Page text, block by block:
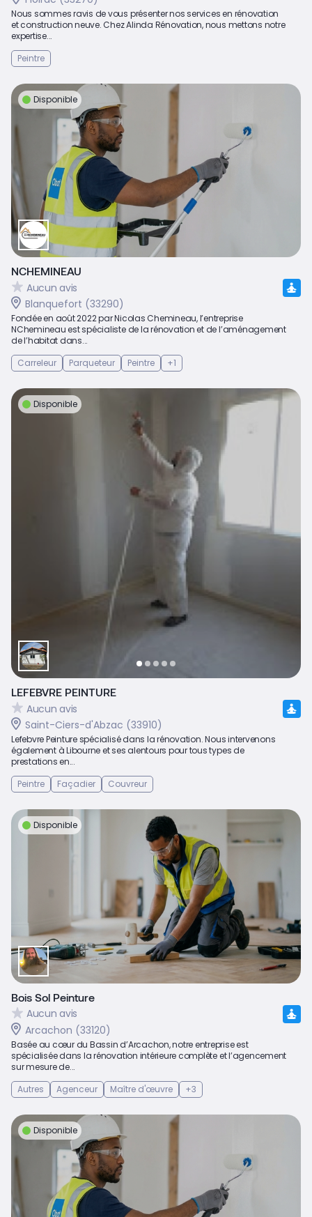
Nous sommes ravis de vous présenter nos services en rénovation
et construction neuve. Chez Alinda Rénovation, nous mettons notre
expertise...
Peintre
Disponible
NCHEMINEAU
Aucun avis
Blanquefort (33290)
Fondée en août 2022 par Nicolas Chemineau, l’entreprise
NChemineau est spécialiste de la rénovation et de l’aménagement
de l’habitat dans...
Carreleur
Parqueteur Peintre +1
Disponible
LEFEBVRE PEINTURE
Aucun avis
Saint-Ciers-d'Abzac (33910)
Lefebvre Peinture spécialisé dans la rénovation. Nous intervenons
également à Libourne et ses alentours pour tous types de
prestations en...
Peintre
Façadier Couvreur
Disponible
Bois Sol Peinture
Aucun avis
Arcachon (33120)
Basée au cœur du Bassin d’Arcachon, notre entreprise est
spécialisée dans la rénovation intérieure complète et l’agencement
sur mesure de...
Autres
Agenceur Maître d'œuvre +3
Disponible